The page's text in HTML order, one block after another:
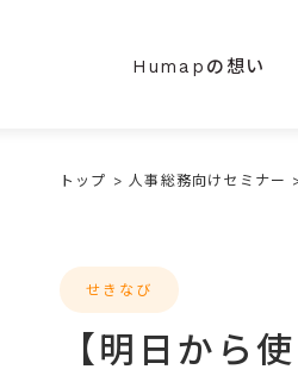
Humapの想い
トップ >人事総務向けセミナー
せきなび
【明日から